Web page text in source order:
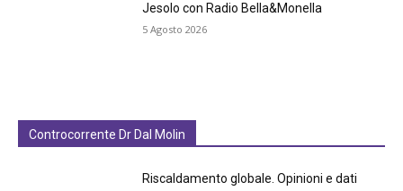
Jesolo con Radio Bella&Monella
5 Agosto 2026
Controcorrente Dr Dal Molin
Riscaldamento globale. Opinioni e dati